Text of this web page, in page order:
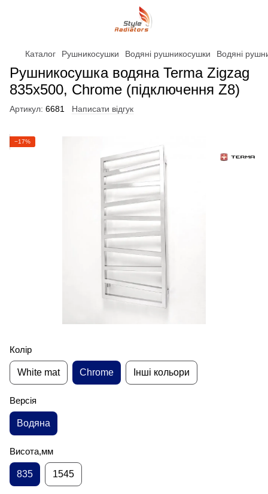
Каталог Рушникосушки Водяні рушникосушки Водяні
Рушникосушка водяна Terma Zigzag
835x500, Chrome (підключення Z8)
Артикул: 6681 Написати відгук
−17%
Колір
White mat Chrome Інші кольори
Версія
Водяна
Висота,мм
835 1545